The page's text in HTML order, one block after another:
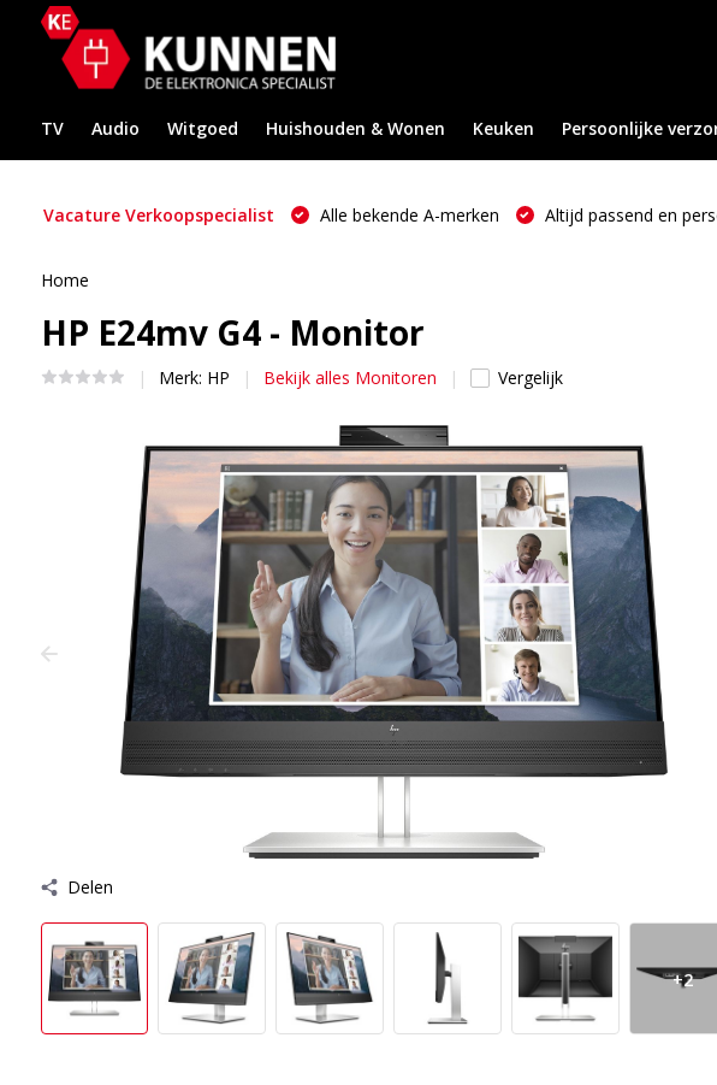
TV Audio Witgoed Huishouden & Wonen Keuken Persoonlijke
Vacature Verkoopspecialist Alle bekende A-merken Altijd passend en
Home
HP E24mv G4 - Monitor
Merk: HP Bekijk alles Monitoren Vergelijk
Delen
+2